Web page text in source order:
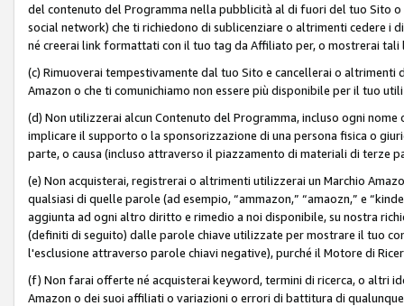
del contenuto del Programma nella pubblicità al di fuori del tuo Sito
social network) che ti richiedono di sublicenziare o altrimenti cedere i
né creerai link formattati con il tuo tag da Affiliato per, o mostrerai tali
(c) Rimuoverai tempestivamente dal tuo Sito e cancellerai o
Amazon o che ti comunichiamo non essere più disponibile per il tuo
(d) Non utilizzerai alcun Contenuto del Programma, incluso ogni
implicare il supporto o la sponsorizzazione di una persona fisica o
parte, o causa (incluso attraverso il piazzamento di materiali di terze
(e) Non acquisterai, registrerai o altrimenti utilizzerai un Marchio
qualsiasi di quelle parole (ad esempio, “ammazon,” “amaozn,” e
aggiunta ad ogni altro diritto e rimedio a noi disponibile, su nostra
(definiti di seguito) dalle parole chiave utilizzate per mostrare il tuo
l'esclusione attraverso parole chiavi negative), purché il Motore di
(f) Non farai offerte né acquisterai keyword, termini di ricerca, o altri
Amazon o dei suoi affiliati o variazioni o errori di battitura di